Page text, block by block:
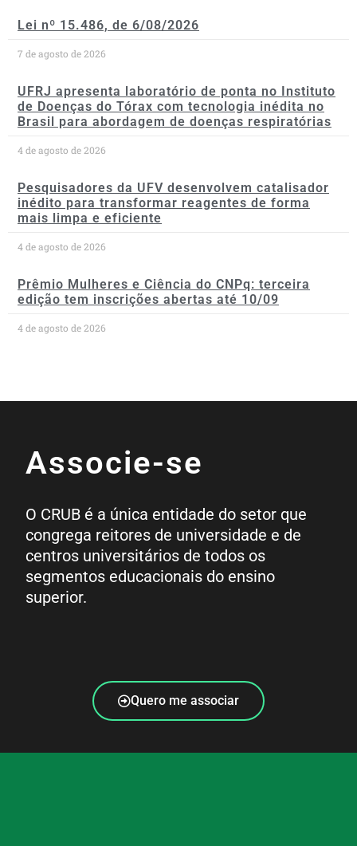
Lei nº 15.486, de 6/08/2026
7 de agosto de 2026
UFRJ apresenta laboratório de ponta no Instituto
de Doenças do Tórax com tecnologia inédita no
Brasil para abordagem de doenças respiratórias
4 de agosto de 2026
Pesquisadores da UFV desenvolvem catalisador
inédito para transformar reagentes de forma
mais limpa e eficiente
4 de agosto de 2026
Prêmio Mulheres e Ciência do CNPq: terceira
edição tem inscrições abertas até 10/09
4 de agosto de 2026
Associe-se
O CRUB é a única entidade do setor que
congrega reitores de universidade e de
centros universitários de todos os
segmentos educacionais do ensino
superior.
Quero me associar